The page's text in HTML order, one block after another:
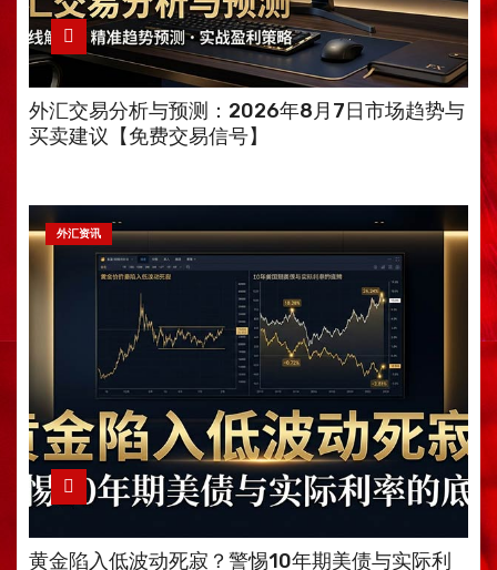
外汇交易分析与预测：2026年8月7日市场趋势与
买卖建议【免费交易信号】
外汇资讯
黄金陷入低波动死寂？警惕10年期美债与实际利